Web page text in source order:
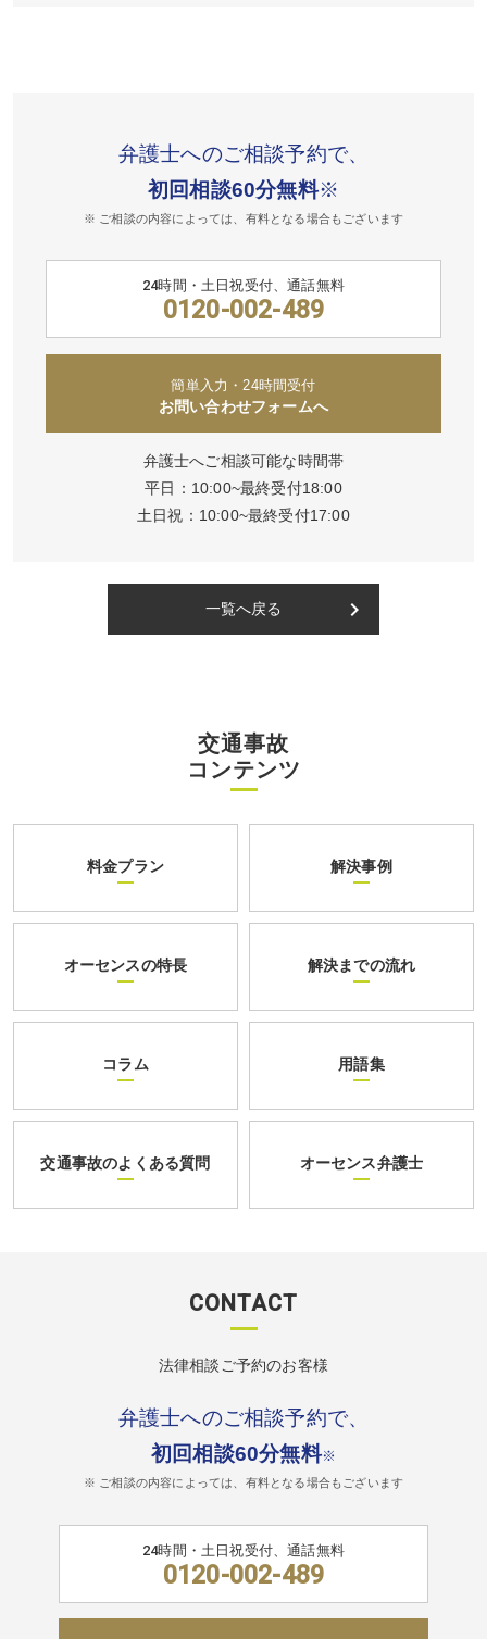
弁護士へのご相談予約で、
初回相談60分無料※
※ ご相談の内容によっては、有料となる場合もございます
24時間・土日祝受付、通話無料
0120-002-489
簡単入力・24時間受付
お問い合わせフォームへ
弁護士へご相談可能な時間帯
平日：10:00~最終受付18:00
土日祝：10:00~最終受付17:00
一覧へ戻る keyboard_arrow_right
交通事故
コンテンツ
料金プラン 解決事例
オーセンスの特長 解決までの流れ
コラム 用語集
交通事故のよくある質問 オーセンス弁護士
CONTACT
法律相談ご予約のお客様
弁護士へのご相談予約で、
初回相談60分無料※
※ ご相談の内容によっては、有料となる場合もございます
24時間・土日祝受付、通話無料
0120-002-489